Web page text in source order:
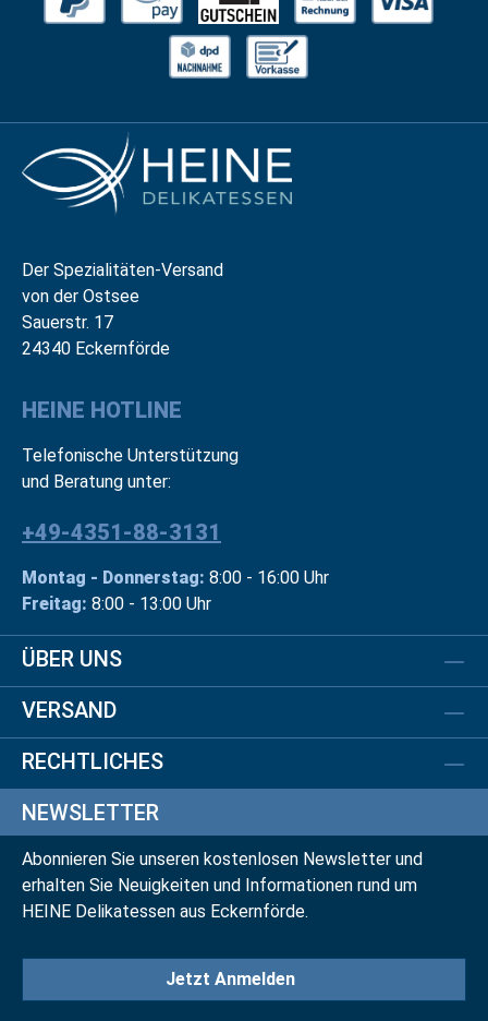
Der Spezialitäten-Versand
von der Ostsee
Sauerstr. 17
24340 Eckernförde
HEINE HOTLINE
Telefonische Unterstützung
und Beratung unter:
+49-4351-88-3131
Montag - Donnerstag: 8:00 - 16:00 Uhr
Freitag: 8:00 - 13:00 Uhr
ÜBER UNS
VERSAND
RECHTLICHES
NEWSLETTER
Abonnieren Sie unseren kostenlosen Newsletter und
erhalten Sie Neuigkeiten und Informationen rund um
HEINE Delikatessen aus Eckernförde.
Jetzt Anmelden